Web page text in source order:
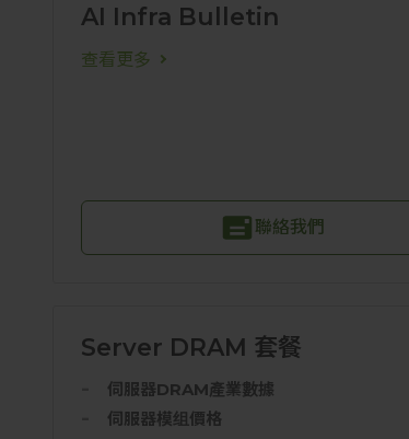
AI Infra Bulletin
查看更多
聯絡我們
Server DRAM 套餐
伺服器DRAM產業數據
伺服器模组價格